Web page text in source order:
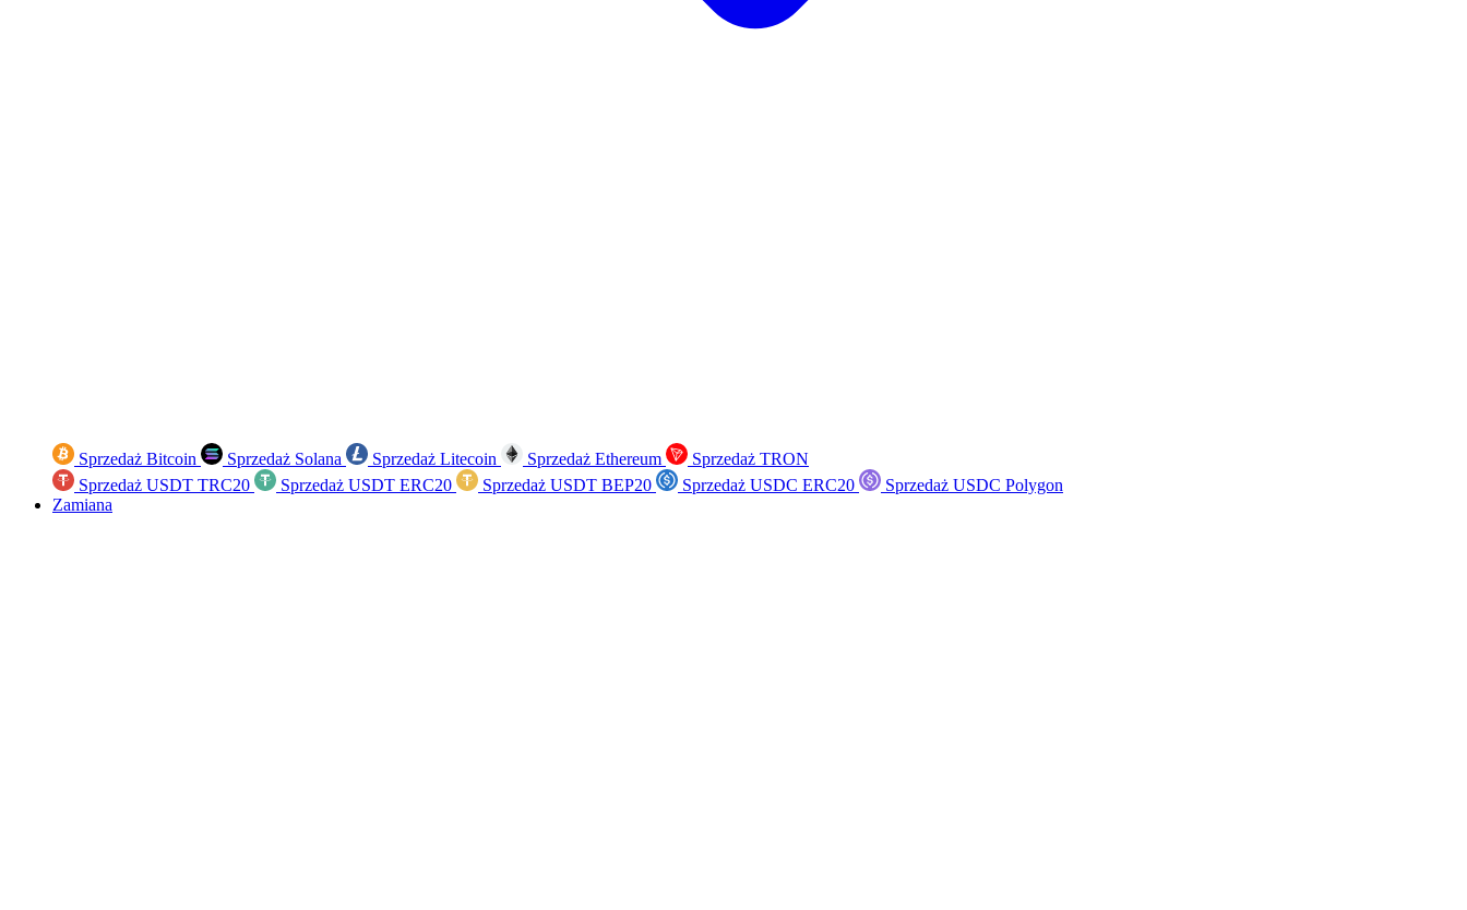
Sprzedaż Bitcoin Sprzedaż Solana Sprzedaż Litecoin Sprzedaż Ethereum
Sprzedaż TRON
Sprzedaż USDT TRC20
Sprzedaż USDT ERC20 Sprzedaż USDT BEP20 Sprzedaż USDC ERC20
Sprzedaż USDC Polygon
Zamiana